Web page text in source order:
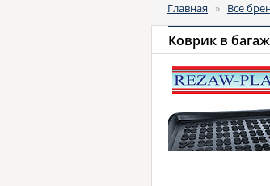
Главная » Все
Коврик в